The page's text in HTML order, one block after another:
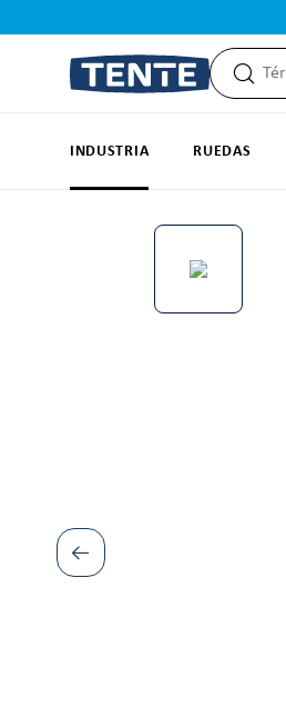
INDUSTRIA RUEDAS
Omitir galería de imágenes